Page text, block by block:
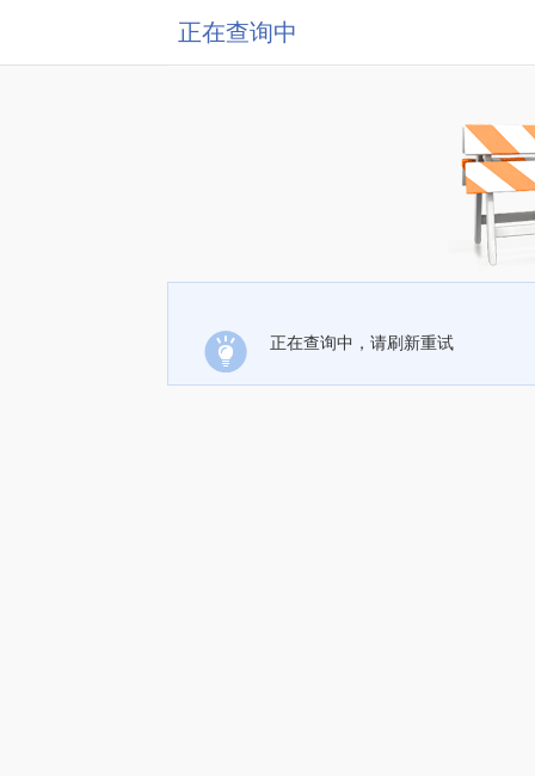
正在查询中
正在查询中，请刷新重试